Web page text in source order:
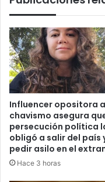
Influencer opositora
chavismo asegura
persecución política
obligó a salir del país
pedir asilo en el
Hace 3 horas